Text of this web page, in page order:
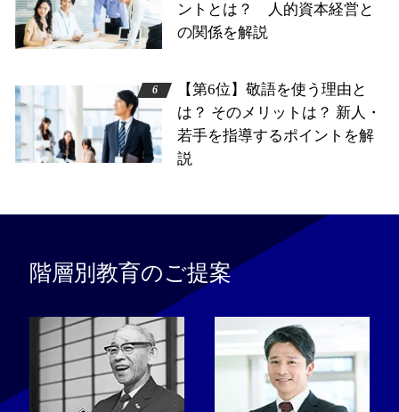
ントとは？ 人的資本経営と
の関係を解説
【第6位】敬語を使う理由と
は？ そのメリットは？ 新人・
若手を指導するポイントを解
説
階層別教育のご提案